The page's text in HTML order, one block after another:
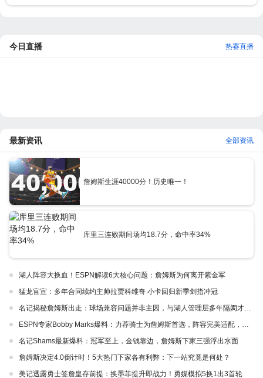
2780
今日直播 热赛直播
最新资讯 全部资讯
詹姆斯生涯40000分！历史唯一！
库里三连败期间场均18.7分，命中率34%
湖人阵容大换血！ESPN解读6大核心问题：詹姆斯为何离开紫金军
猛龙官宣：多年合同续约主帅拉贾科维奇 小卡回归新季剑指冲冠
名记揭秘詹姆斯出走：球场兼容问题并非主因，与湖人管理层多年隔阂才是真正导火索
ESPN专家Bobby Marks爆料：力荐骑士为詹姆斯首选，阵容完美适配，家乡情怀加分
名记Shams最新爆料：冠军至上，金钱靠边，詹姆斯下家三强浮出水面
詹姆斯决定4.0倒计时！5大热门下家各有利弊：下一站究竟是何处？
美记透露勇士签詹皇存前提：换墨菲提升即战力！勇媒模拟5换1出3首轮